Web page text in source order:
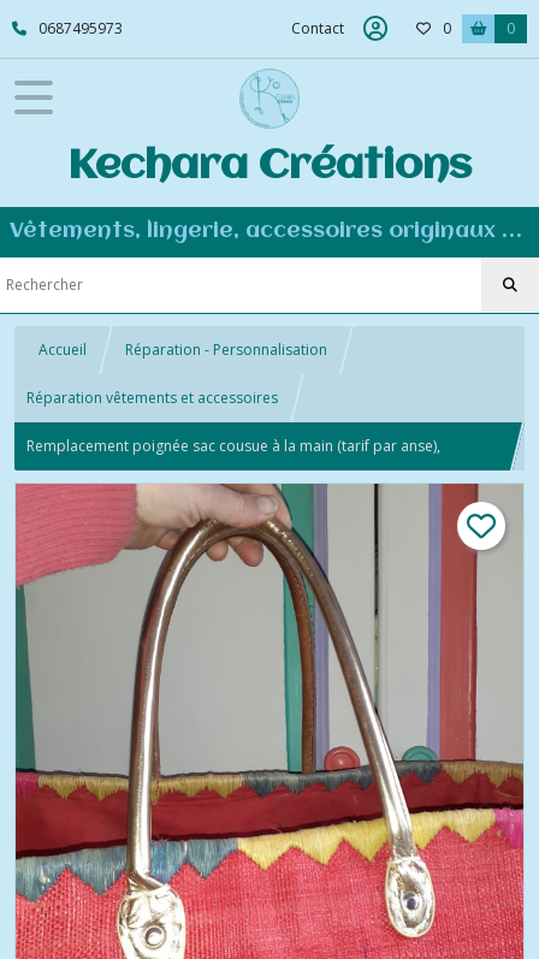
0687495973 Contact 0 0
Kechara Créations
Vêtements, lingerie, accessoires originaux et personnalisés - Couture éco-responsable
Accueil Réparation - Personnalisation
Réparation vêtements et accessoires
Remplacement poignée sac cousue à la main (tarif par anse),
fournitures non comprises